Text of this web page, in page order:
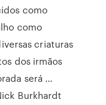
como
como
criaturas
dos irmãos
será …
Burkhardt